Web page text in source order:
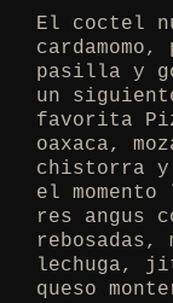
El coctel
pasilla y
un
favorita
oaxaca,
chistorra y
el momento
res angus
rebosadas,
lechuga,
queso